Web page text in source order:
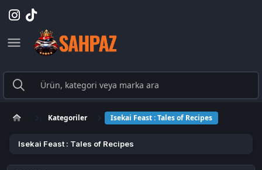
Kategoriler Isekai Feast : Tales of Recipes
Isekai Feast : Tales of Recipes